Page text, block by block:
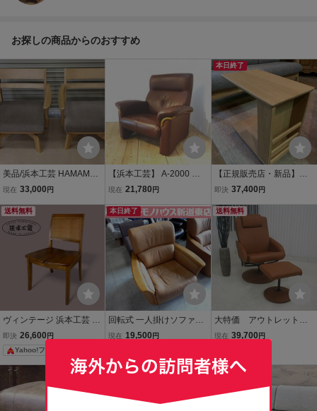
お探しの商品からのおすすめ
美品/浜本工芸 HAMAMOT
O ダイニング チェア 回
子/引き取り大歓迎
現在 33,000 円
【浜本工芸】 A-2000 リ
ビングチェア （No,1070
ァ・シングルソファ （os
k080406）
現在 21,780 円
本日終了
【正規販売店・新品】サ
イドテーブル◆浜本工芸
然木◆ナラ無垢◆オーク
無垢◆キャスター付き
即決 37,400 円
送料無料
ヴィンテージ 浜本工芸 ラ
タン ダイニングチェア
即決 26,600 円
Yahoo!フリマ
本日終了
回転式 一人掛けソファー
ソファ 浜本工芸 レザー ベ
1人掛け ソファー シング
ルソファ 札幌市東区 新道
現在 19,500 円
送料無料
大特価 アウトレット
展示品 送料無料 リビ
モーションソファー オ
ットマン ブラウン ソ
現在 39,700 円